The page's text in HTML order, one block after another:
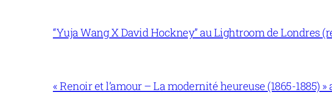
“Yuja Wang X David Hockney” au Lightroom de Londres
« Renoir et l’amour – La modernité heureuse (1865-1885) »